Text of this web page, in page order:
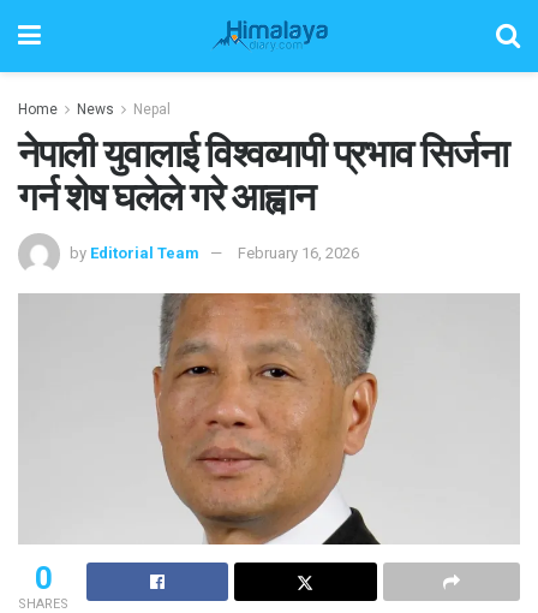
Home News Nepal
नेपाली युवालाई विश्वव्यापी प्रभाव सिर्जना
गर्न शेष घलेले गरे आह्वान
by Editorial Team February 16, 2026
0
SHARES